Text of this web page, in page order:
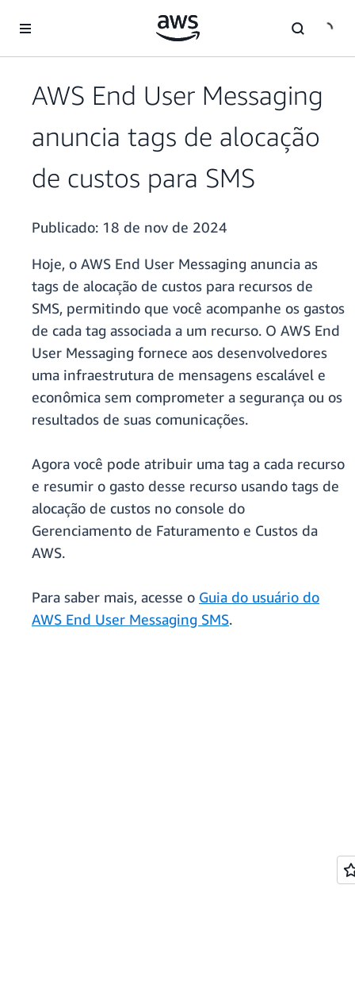
Pular para o conteúdo principal
AWS End User Messaging
anuncia tags de alocação
de custos para SMS
Publicado: 18 de nov de 2024
Hoje, o AWS End User Messaging anuncia as
tags de alocação de custos para recursos de
SMS, permitindo que você acompanhe os gastos
de cada tag associada a um recurso. O AWS End
User Messaging fornece aos desenvolvedores
uma infraestrutura de mensagens escalável e
econômica sem comprometer a segurança ou os
resultados de suas comunicações.
Agora você pode atribuir uma tag a cada recurso
e resumir o gasto desse recurso usando tags de
alocação de custos no console do
Gerenciamento de Faturamento e Custos da
AWS.
Para saber mais, acesse o Guia do usuário do
AWS End User Messaging SMS.